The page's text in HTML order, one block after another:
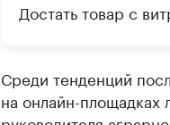
Достать товар с
Среди тенденций
на онлайн-площадках